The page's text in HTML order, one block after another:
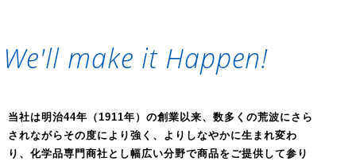
We'll make it Happen!
当社は明治44年（1911年）の創業以来、数多くの荒波にさら
されながらその度により強く、よりしなやかに生まれ変わ
り、化学品専門商社とし幅広い分野で商品をご提供して参り